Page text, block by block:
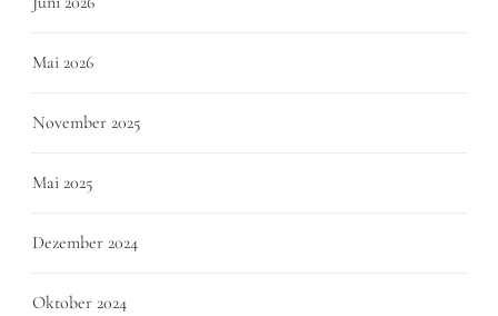
Mai 2026
November 2025
Mai 2025
Dezember 2024
Oktober 2024